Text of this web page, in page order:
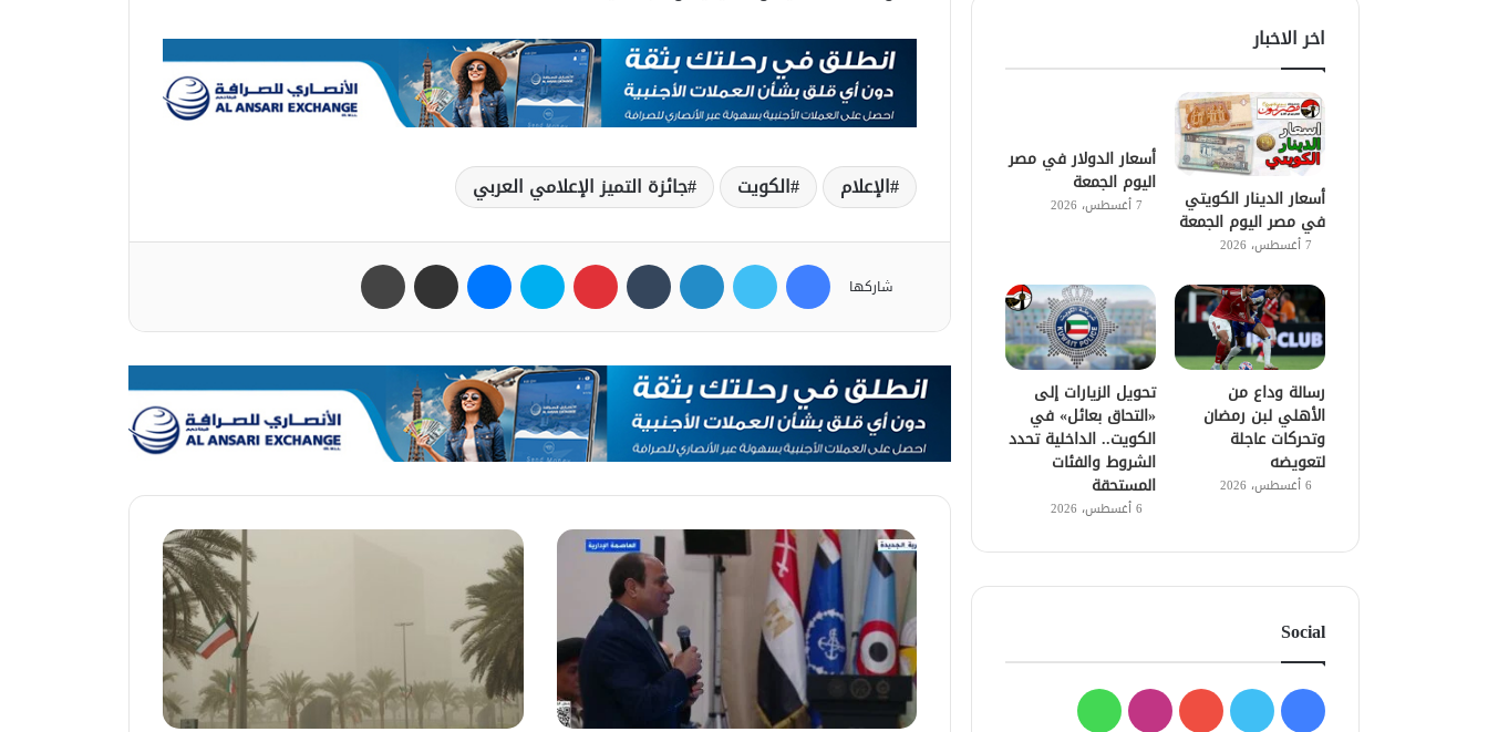
الإعلام الكويت جائزة التميز الإعلامي العربي
شاركها
فيسبوك تويتر لينكدإن بينتيريست سكايب ماسنجر مشاركة عبر البريد
اخر الاخبار
أسعار الدينار الكويتي
في مصر اليوم الجمعة
7 أغسطس، 2026
أسعار الدولار في مصر
اليوم الجمعة
7 أغسطس، 2026
رسالة وداع من
الأهلي لبن رمضان
وتحركات عاجلة
لتعويضه
6 أغسطس، 2026
تحويل الزيارات إلى
«التحاق بعائل» في
الكويت.. الداخلية تحدد
الشروط والفئات
المستحقة
6 أغسطس، 2026
Social
فيسبوك
تويتر يوتيوبانستقرامواتساب